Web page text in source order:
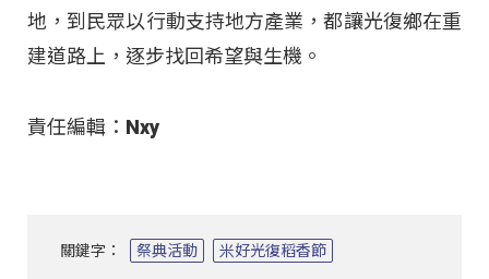
地，到民眾以行動支持地方產業，都讓光復鄉在重
建道路上，逐步找回希望與生機。
責任編輯：Nxy
關鍵字： 祭典活動 米好光復稻香節